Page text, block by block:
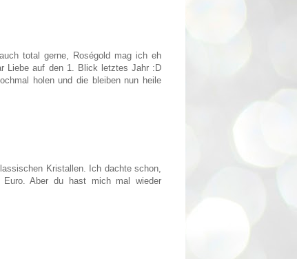
total gerne, Roségold mag ich eh
Liebe auf den 1. Blick letztes Jahr :D
holen und die bleiben nun heile
Kristallen. Ich dachte schon,
Aber du hast mich mal wieder